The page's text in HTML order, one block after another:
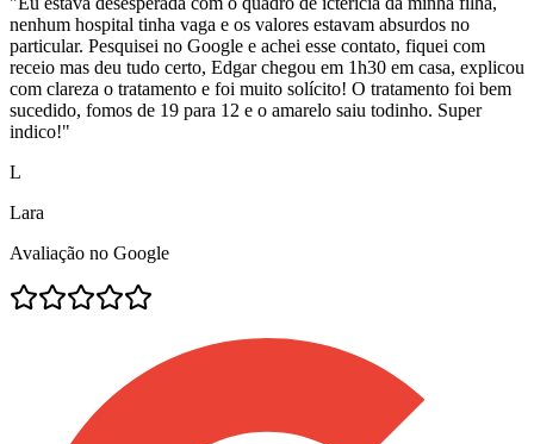
nenhum hospital tinha vaga e os valores estavam absurdos no
particular. Pesquisei no Google e achei esse contato, fiquei com
receio mas deu tudo certo, Edgar chegou em 1h30 em casa, explicou
com clareza o tratamento e foi muito solícito! O tratamento foi bem
sucedido, fomos de 19 para 12 e o amarelo saiu todinho. Super
indico!"
L
Lara
Avaliação no Google